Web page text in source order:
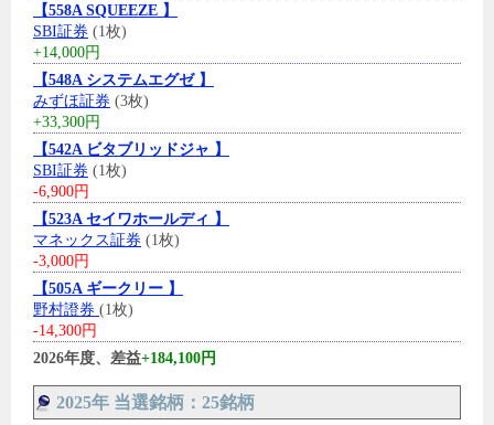
【558A SQUEEZE 】
SBI証券 (1枚)
+14,000円
【548A システムエグゼ 】
みずほ証券 (3枚)
+33,300円
【542A ビタブリッドジャ 】
SBI証券 (1枚)
-6,900円
【523A セイワホールディ 】
マネックス証券 (1枚)
-3,000円
【505A ギークリー 】
野村證券 (1枚)
-14,300円
2026年度、差益+184,100円
2025年 当選銘柄：25銘柄